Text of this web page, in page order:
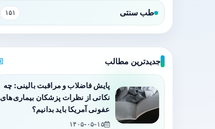
طب سنتی ۱۵۱
جدیدترین مطالب
پایش فاضلاب و مراقبت بالینی: چه
نکاتی از نظرات پزشکان بیماری‌های
عفونی آمریکا باید بدانیم؟
۱۴۰۵-۰۵-۱۵